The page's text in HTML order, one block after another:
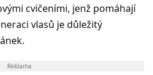
cvičeními, jenž pomáhají
vlasů je důležitý
Reklama